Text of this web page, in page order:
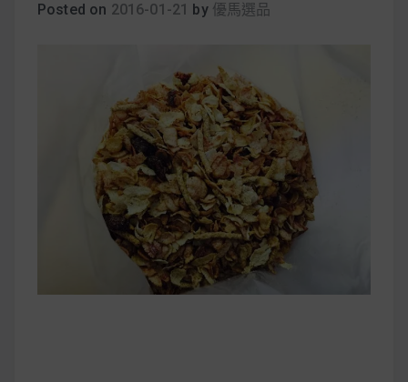
健身重訓菜單
運動健身飲食建議
2020 年最新蛋白粉終極指南，讓你一次搞
清楚！
Posted on 2016-01-21 by 優馬選品